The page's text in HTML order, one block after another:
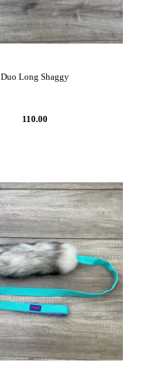
Duo Long Shaggy
110.00